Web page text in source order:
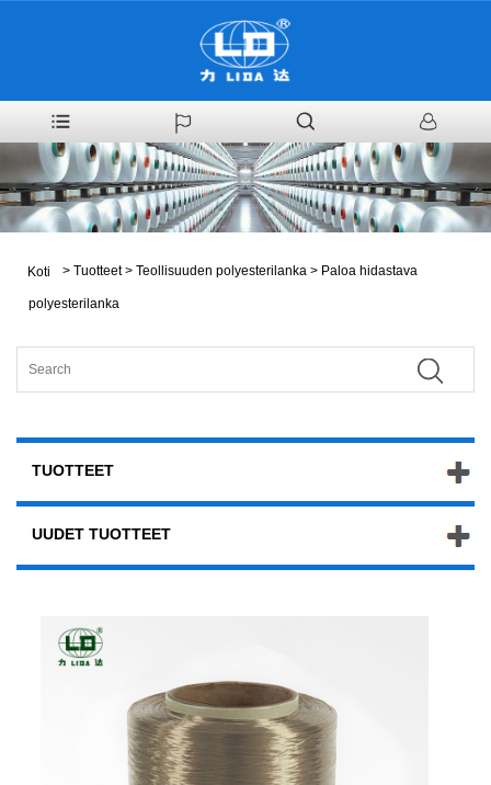
Koti > Tuotteet> Teollisuuden polyesterilanka > Paloa hidastava
polyesterilanka
TUOTTEET
UUDET TUOTTEET